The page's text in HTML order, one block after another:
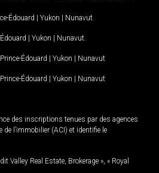
Édouard | Yukon | Nunavut
| Yukon | Nunavut
Édouard | Yukon | Nunavut
Édouard | Yukon | Nunavut
des inscriptions tenues par des agences
l’immobilier (ACI) et identifie le
Valley Real Estate, Brokerage », « Royal